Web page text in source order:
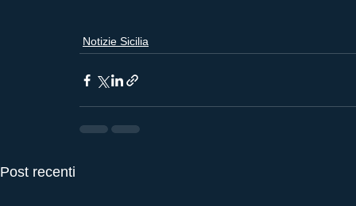
Notizie Sicilia
Post recenti